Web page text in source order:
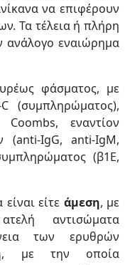
να επιφέρουν
Τα τέλεια ή πλήρη
ανάλογο εναιώρημα
φάσματος, με
(συμπληρώματος),
εναντίον
(anti-IgG, anti-IgM,
(β1E,
είτε άμεση, με
αντισώματα
των ερυθρών
, με την οποία